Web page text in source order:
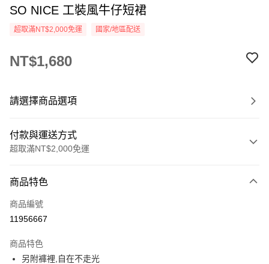
SO NICE 工裝風牛仔短裙
超取滿NT$2,000免運 國家/地區配送
NT$1,680
請選擇商品選項
付款與運送方式
超取滿NT$2,000免運
信用卡一次付款
超商取貨付款
Apple Pay
商品特色
商品編號
11956667
商品特色
另附褲裡,自在不走光